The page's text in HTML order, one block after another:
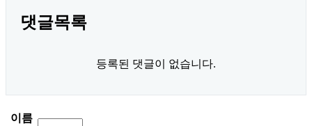
댓글목록
등록된 댓글이 없습니다.
이름